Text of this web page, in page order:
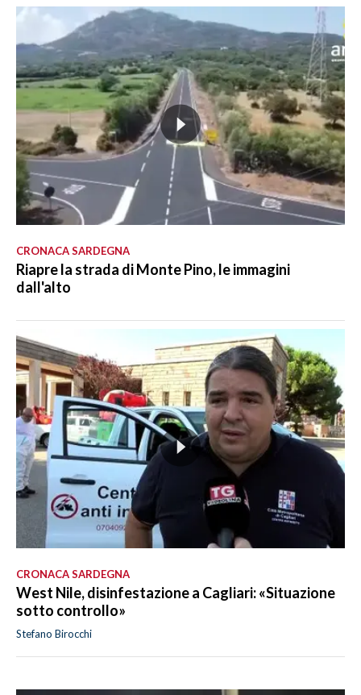
CRONACA SARDEGNA
Riapre la strada di Monte Pino, le immagini
dall'alto
CRONACA SARDEGNA
West Nile, disinfestazione a Cagliari: «Situazione
sotto controllo»
Stefano Birocchi